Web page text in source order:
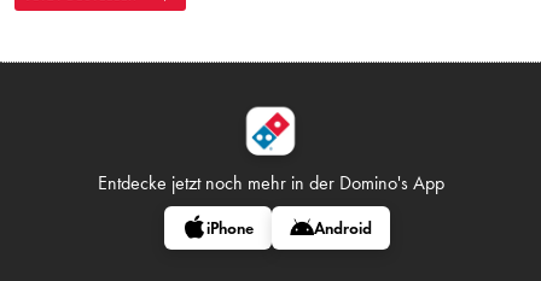
Entdecke jetzt noch mehr in der Domino's App
iPhone Android